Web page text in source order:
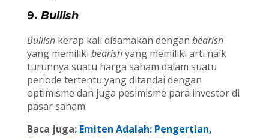
9. Bullish
Bullish kerap kali disamakan dengan bearish
yang memiliki bearishyang memiliki arti naik
turunnya suatu harga saham dalam suatu
periode tertentu yang ditandai dengan
optimisme dan juga pesimisme para investor di
pasar saham.
Baca juga: Emiten Adalah: Pengertian,